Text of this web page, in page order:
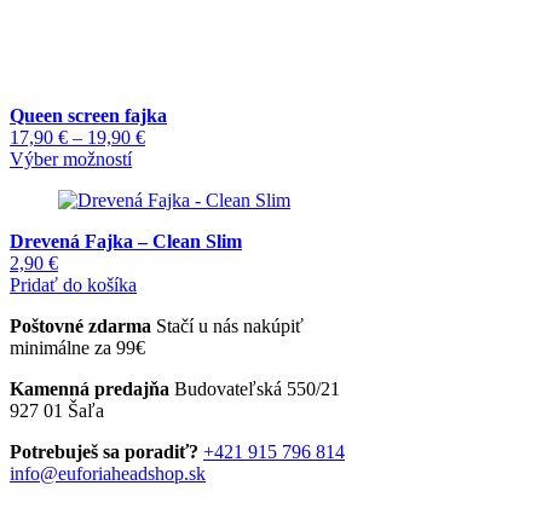
Queen screen fajka
17,90 € – 19,90 €Price
through
Výber možnostíTento
má
variantov.
si
vybrať
na
produktu.
Drevená Fajka – Clean Slim
2,90 €
Pridať do košíka
Poštovné zdarma Stačí u nás nakúpiť
minimálne za 99€
Kamenná predajňa Budovateľská 550/21
927 01 Šaľa
Potrebuješ sa poradiť? +421 915 796 814
info@euforiaheadshop.sk